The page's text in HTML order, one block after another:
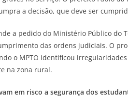
a decisão, que deve ser
a pedido do Ministério Público do
das ordens judiciais. O
o MPTO identificou
na zona rural.
em risco a segurança dos